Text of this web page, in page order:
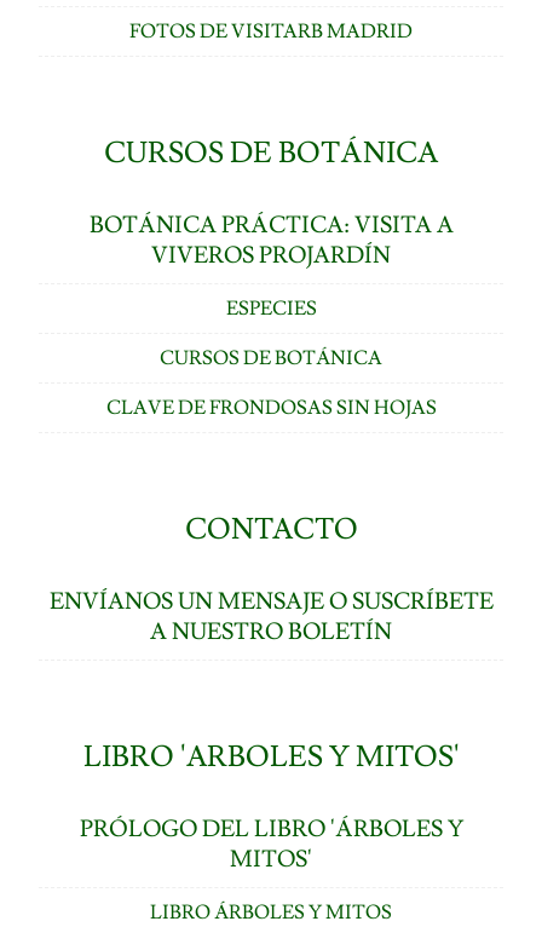
FOTOS DE VISITARB MADRID
CURSOS DE BOTÁNICA
BOTÁNICA PRÁCTICA: VISITA A
VIVEROS PROJARDÍN
ESPECIES
CURSOS DE BOTÁNICA
CLAVE DE FRONDOSAS SIN HOJAS
CONTACTO
ENVÍANOS UN MENSAJE O SUSCRÍBETE
A NUESTRO BOLETÍN
LIBRO 'ARBOLES Y MITOS'
PRÓLOGO DEL LIBRO 'ÁRBOLES Y
MITOS'
LIBRO ÁRBOLES Y MITOS